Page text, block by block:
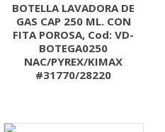
BOTELLA LAVADORA DE
GAS CAP 250 ML. CON
FITA POROSA, Cod: VD-
BOTEGA0250
NAC/PYREX/KIMAX
#31770/28220